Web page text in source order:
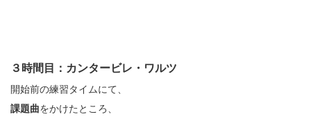
３時間目：カンタービレ・ワルツ
開始前の練習タイムにて、
課題曲をかけたところ、